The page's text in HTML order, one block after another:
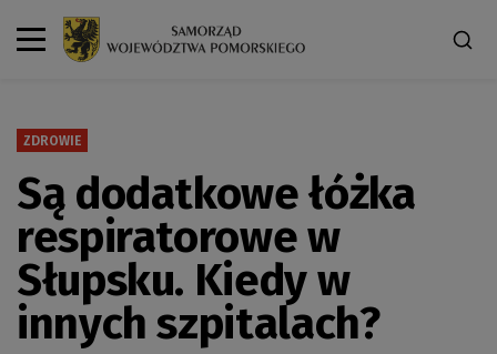
ZDROWIE
Są dodatkowe łóżka
respiratorowe w
Słupsku. Kiedy w
innych szpitalach?